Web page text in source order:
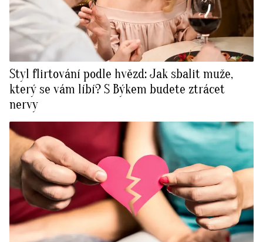
Styl flirtování podle hvězd: Jak sbalit muže,
který se vám líbí? S Býkem budete ztrácet
nervy